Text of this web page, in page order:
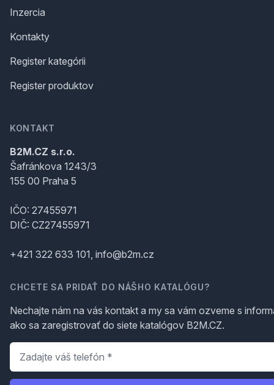
Inzercia
Kontakty
Register kategórii
Register produktov
KONTAKT
B2M.CZ s.r.o.
Šafránkova 1243/3
155 00 Praha 5
IČO: 27455971
DIČ: CZ27455971
+421 322 633 101, info@b2m.cz
CHCETE SA PRIDAŤ DO NÁŠHO KATALÓGU?
Nechajte nám na vás kontakt a my sa vám ozveme s
ako sa zaregistrovať do siete katalógov B2M.CZ.
Telefón